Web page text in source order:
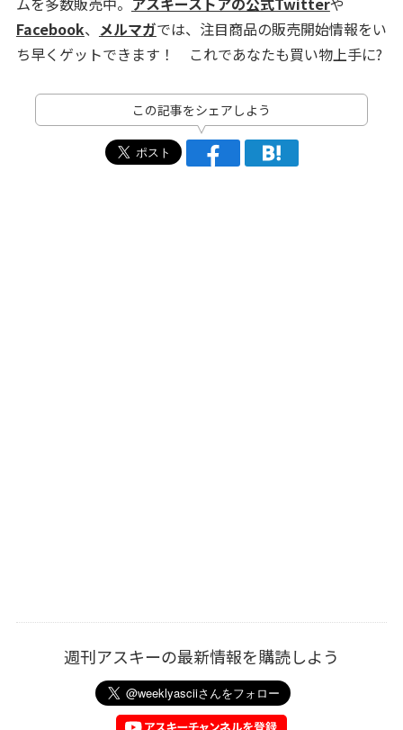
Facebook、 メルマガでは、注目商品の販売開始情報をい
ち早くゲットできます！ これであなたも買い物上手に?
この記事をシェアしよう
週刊アスキーの最新情報を購読しよう